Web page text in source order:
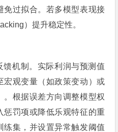
免过拟合。若多模型表现接
）提升稳定性。
馈机制。实际利润与预测值
宏观变量（如政策变动）或
根据误差方向调整模型权
惩罚项或降低乐观特征的重
集，并设置异常触发阈值